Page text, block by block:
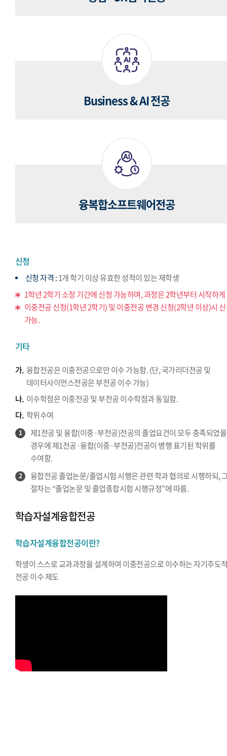
Business & AI 전공
융복합소프트웨어전공
신청
신청 자격 :1개 학기 이상 유효한 성적이 있는 재학생
1학년 2학기 소정 기간에 신청 가능하며, 과정은 2학년부터 시작하
이중전공 신청(1학년 2학기) 및 이중전공 변경 신청(2학년 이상)시
가능.
기타
가. 융합전공은 이중전공으로만 이수 가능함. (단, 국가리더전공 및
데이터사이언스전공은 부전공 이수 가능)
나. 이수학점은 이중전공 및 부전공 이수학점과 동일함.
다. 학위수여
1
제1전공 및 융합(이중·부전공)전공의 졸업요건이 모두 충족되었을
경우에 제1전공·융합(이중·부전공)전공이 병행 표기된 학위를
수여함.
2
융합전공 졸업논문/졸업시험 시행은 관련 학과 협의로 시행하되,
절차는 “졸업논문 및 졸업종합시험 시행규정”에 따름.
학습자설계융합전공
학습자설계융합전공이란?
학생이 스스로 교과과정을 설계하여 이중전공으로 이수하는 자기주도
전공 이수 제도